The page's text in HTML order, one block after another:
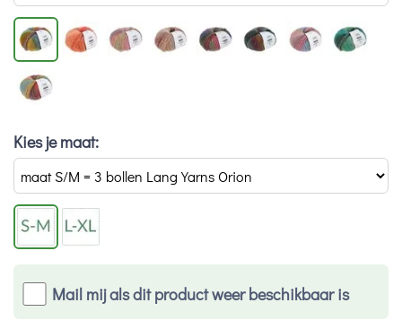
Kies je maat:
Mail mij als dit product weer beschikbaar is